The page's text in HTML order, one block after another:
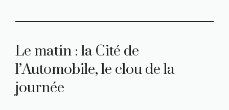
Le matin : la Cité de
l’Automobile, le clou de la
journée